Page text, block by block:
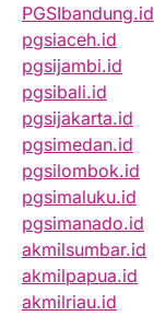
PGSIbandung.id
pgsiaceh.id
pgsijambi.id
pgsibali.id
pgsijakarta.id
pgsimedan.id
pgsilombok.id
pgsimaluku.id
pgsimanado.id
akmilsumbar.id
akmilpapua.id
akmilriau.id